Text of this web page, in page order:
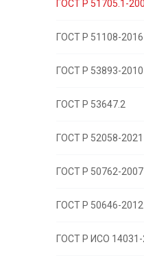
ГОСТ Р 51705.1-
ГОСТ Р 51108-2016
ГОСТ Р 53893-2010
ГОСТ Р 53647.2
ГОСТ Р 52058-2021
ГОСТ Р 50762-2007
ГОСТ Р 50646-2012
ГОСТ Р ИСО 14031-